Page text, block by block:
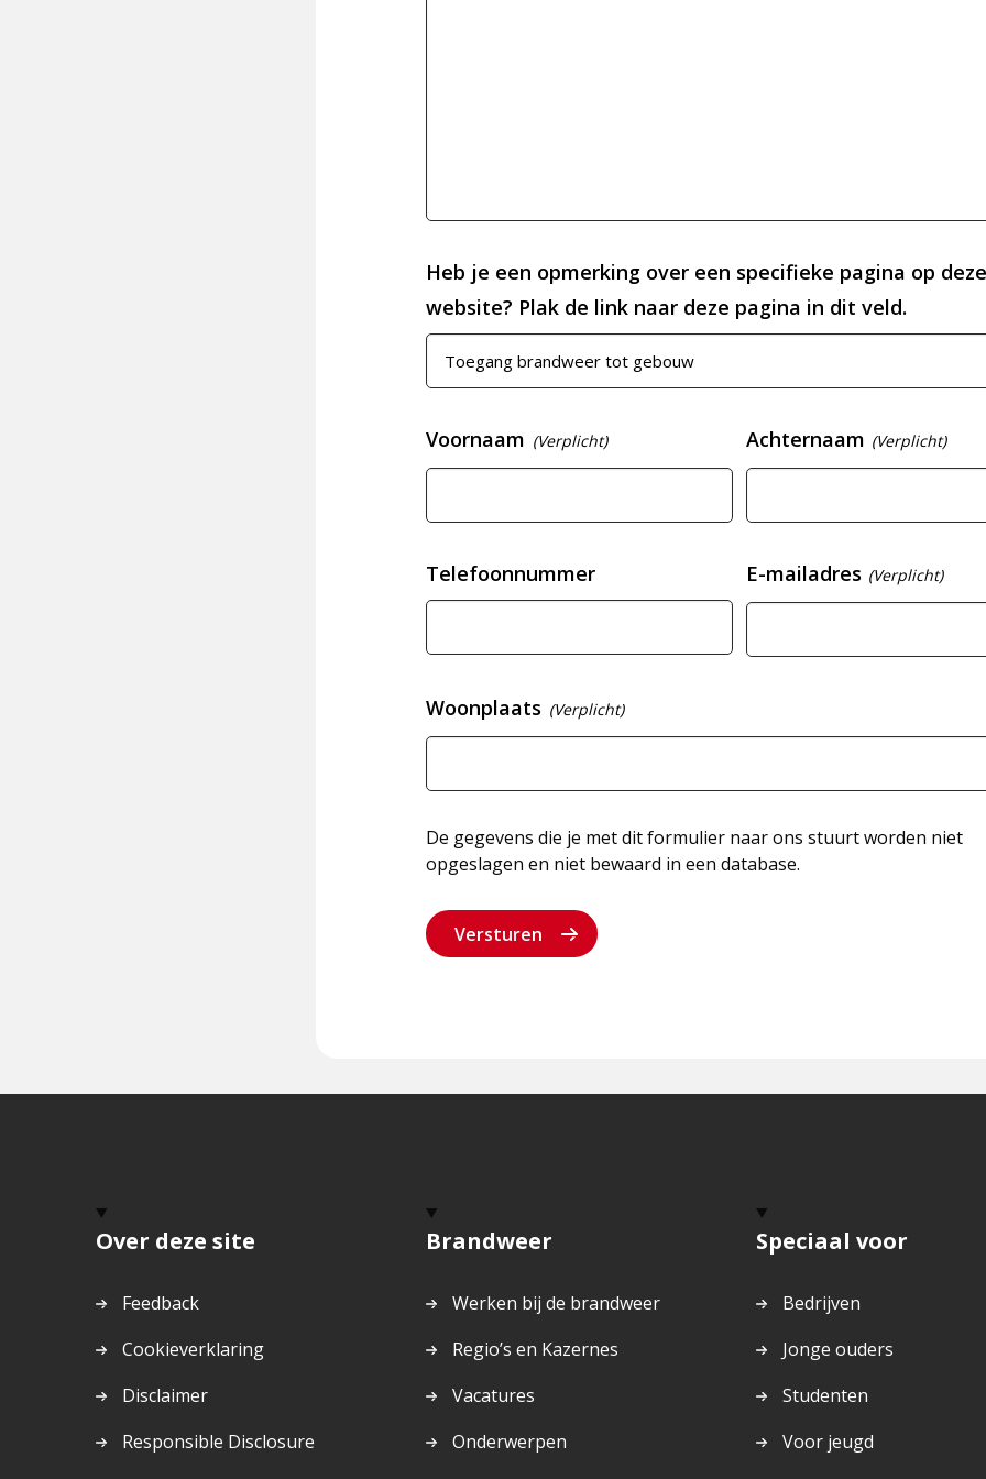
Heb je een opmerking over een specifieke pagina op deze
website? Plak de link naar deze pagina in dit veld.
Voornaam (Verplicht) Achternaam (Verplicht)
Telefoonnummer E-mailadres (Verplicht)
Woonplaats (Verplicht)
De gegevens die je met dit formulier naar ons stuurt worden niet
opgeslagen en niet bewaard in een database.
Over deze site
Feedback
Cookieverklaring
Disclaimer
Responsible Disclosure
Brandweer
Werken bij de brandweer
Regio’s en Kazernes
Vacatures
Onderwerpen
Speciaal voor
Bedrijven
Jonge ouders
Studenten
Voor jeugd